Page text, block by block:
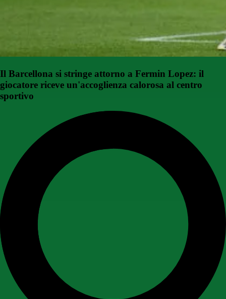
Il Barcellona si stringe attorno a Fermin Lopez: il
giocatore riceve un'accoglienza calorosa al centro
sportivo